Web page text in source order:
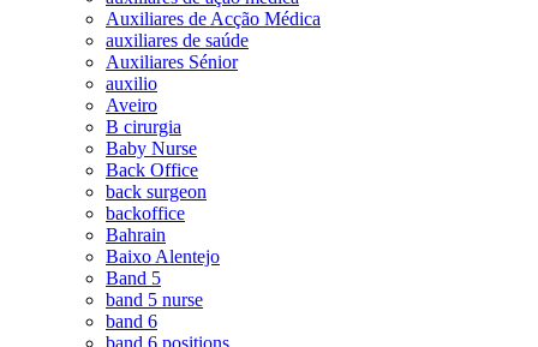
Auxiliares de Acção Médica
auxiliares de saúde
Auxiliares Sénior
auxilio
Aveiro
B cirurgia
Baby Nurse
Back Office
back surgeon
backoffice
Bahrain
Baixo Alentejo
Band 5
band 5 nurse
band 6
band 6 positions